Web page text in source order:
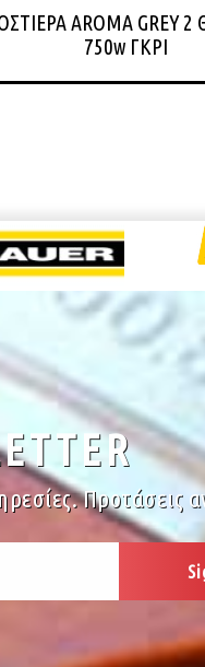
AROMA GREY
750w ΓΚΡΙ
Προτάσεις